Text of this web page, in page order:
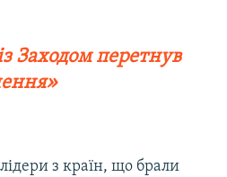
Заходом перетнув
лідери з країн, що брали